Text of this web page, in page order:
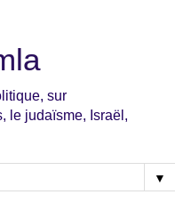
sur
le judaïsme, Israël,
▼